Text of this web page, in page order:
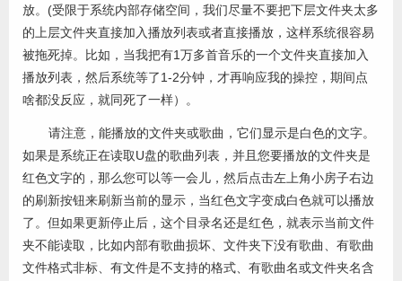
放。(受限于系统内部存储空间，我们尽量不要把下层文件夹太多
的上层文件夹直接加入播放列表或者直接播放，这样系统很容易
被拖死掉。比如，当我把有1万多首音乐的一个文件夹直接加入
播放列表，然后系统等了1-2分钟，才再响应我的操控，期间点
啥都没反应，就同死了一样） 。
请注意，能播放的文件夹或歌曲，它们显示是白色的文字。
如果是系统正在读取U盘的歌曲列表，并且您要播放的文件夹是
红色文字的，那么您可以等一会儿，然后点击左上角小房子右边
的刷新按钮来刷新当前的显示，当红色文字变成白色就可以播放
了。但如果更新停止后，这个目录名还是红色，就表示当前文件
夹不能读取，比如内部有歌曲损坏、文件夹下没有歌曲、有歌曲
文件格式非标、有文件是不支持的格式、有歌曲名或文件夹名含